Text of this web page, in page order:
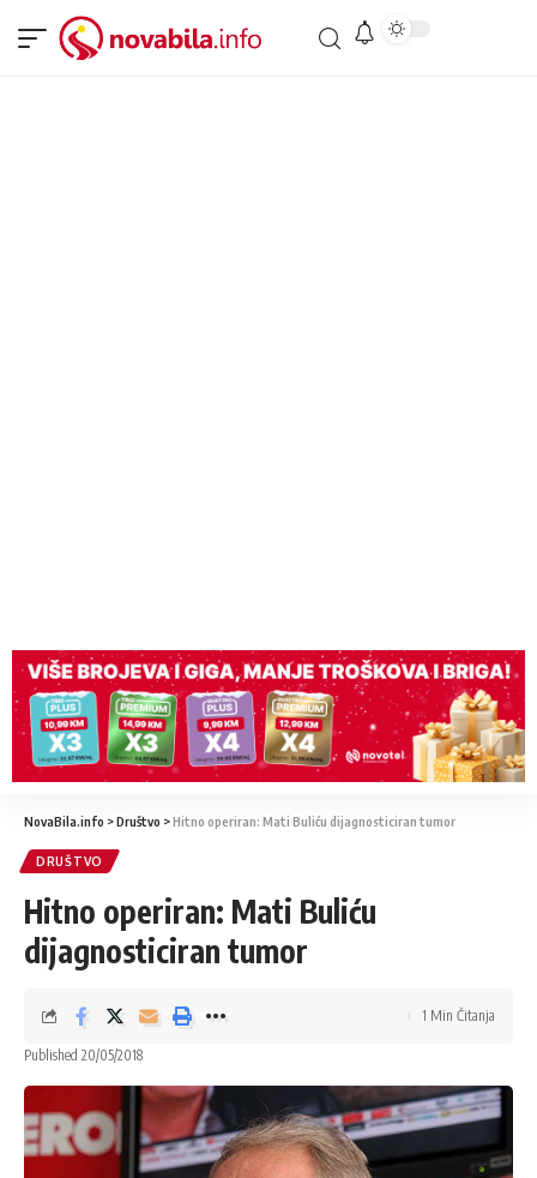
NovaBila.info >Društvo >Hitno operiran: Mati Buliću dijagnosticiran tumor
DRUŠTVO
Hitno operiran: Mati Buliću
dijagnosticiran tumor
Published 20/05/2018
1 Min Čitanja